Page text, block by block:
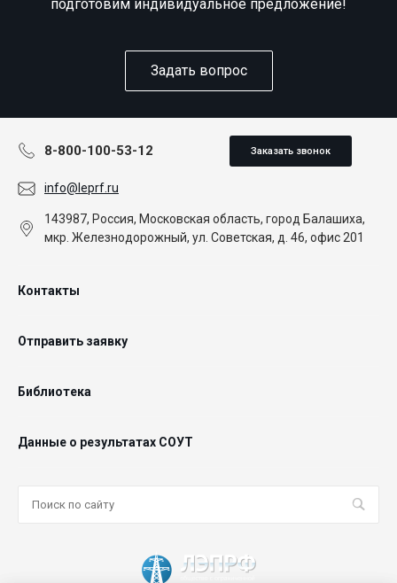
подготовим индивидуальное предложение!
Задать вопрос
8-800-100-53-12 Заказать звонок
info@leprf.ru
143987, Россия, Московская область, город Балашиха,
мкр. Железнодорожный, ул. Советская, д. 46, офис 201
Контакты
Отправить заявку
Библиотека
Данные о результатах СОУТ